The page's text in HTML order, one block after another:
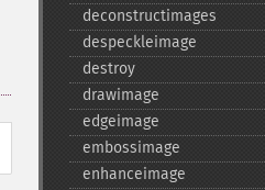
deconstructimages
despeckleimage
destroy
drawimage
edgeimage
embossimage
enhanceimage